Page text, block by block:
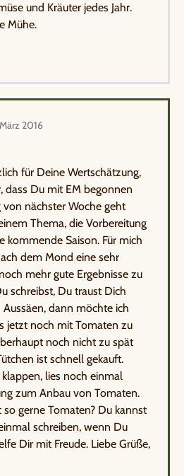
und Kräuter jedes Jahr.
Mühe.
2016
für Deine Wertschätzung,
dass Du mit EM begonnen
von nächster Woche geht
Thema, die Vorbereitung
kommende Saison. Für mich
dem Mond eine sehr
mehr gute Ergebnisse zu
schreibst, Du traust Dich
dann möchte ich
jetzt noch mit Tomaten zu
noch nicht zu spät
ist schnell gekauft.
lies noch einmal
zum Anbau von Tomaten.
gerne Tomaten? Du kannst
schreiben, wenn Du
Dir mit Freude. Liebe Grüße,